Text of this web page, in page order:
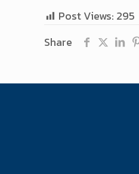
Post Views: 295
Share